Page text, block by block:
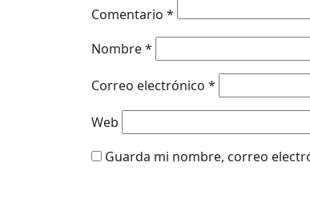
Comentario *
Nombre*
Correo electrónico *
Web
Guarda mi nombre, correo